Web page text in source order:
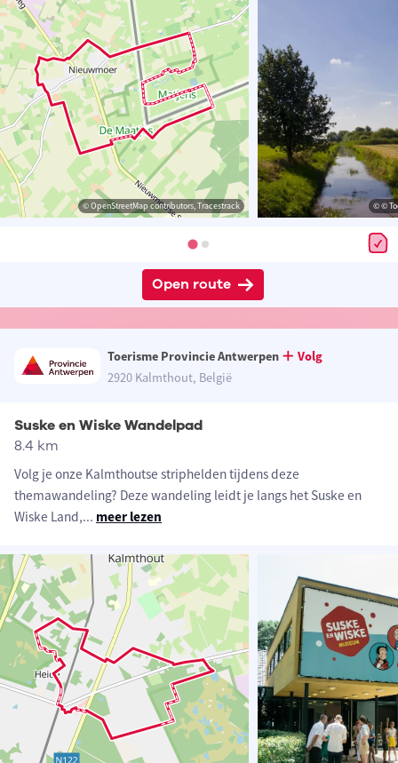
© OpenStreetMap contributors, Tracestrack © ©
Open route
Toerisme Provincie Antwerpen
Volg
2920 Kalmthout, België
Suske en Wiske Wandelpad
8.4 km
Volg je onze Kalmthoutse striphelden tijdens deze
themawandeling? Deze wandeling leidt je langs het Suske en
Wiske Land,... meer lezen